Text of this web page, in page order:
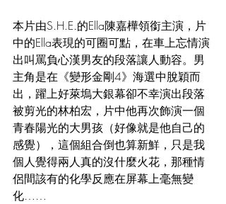
本片由S.H.E.的Ella陳嘉樺領銜主演，片
中的Ella表現的可圈可點，在車上忘情演
出叫罵負心漢男友的段落讓人動容。男
主角是在《變形金剛4》海選中脫穎而
出，躍上好萊塢大銀幕卻不幸演出段落
被剪光的林柏宏，片中他再次飾演一個
青春陽光的大男孩（好像就是他自己的
感覺），這個組合倒也算新鮮，只是我
個人覺得兩人真的沒什麼火花，那種情
侶間該有的化學反應在屏幕上毫無變
化……